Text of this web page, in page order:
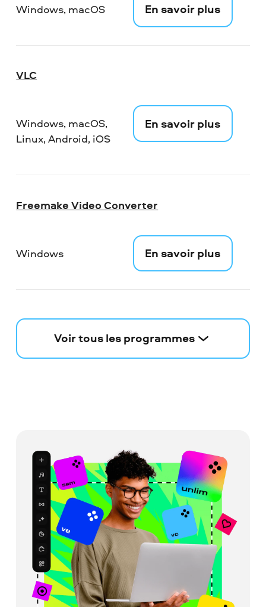
Windows, macOS En savoir plus
VLC
Windows, macOS,
Linux, Android, iOS
En savoir plus
Freemake Video Converter
Windows En savoir plus
Voir tous les programmes